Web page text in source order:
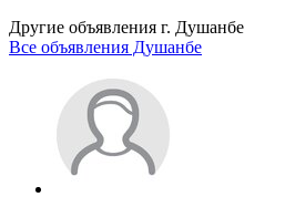
Другие объявления г. Душанбе
Все объявления Душанбе